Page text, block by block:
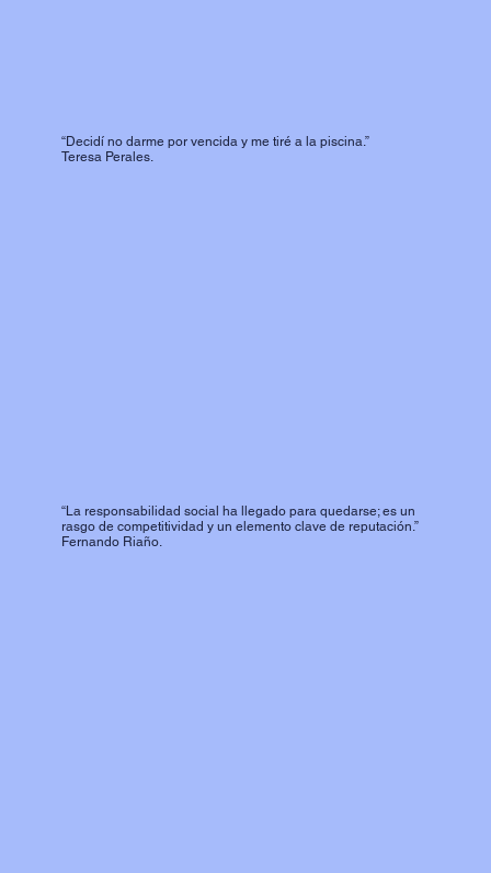
“Decidí no darme por vencida y me tiré a la piscina.”
Teresa Perales.
“La responsabilidad social ha llegado para quedarse; es un
rasgo de competitividad y un elemento clave de reputación.”
Fernando Riaño.